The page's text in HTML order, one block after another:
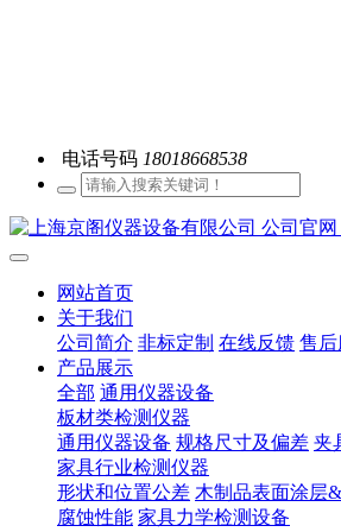
电话号码 18018668538
网站首页
关于我们
公司简介 非标定制 在线反馈 售后
产品展示
全部 通用仪器设备
板材类检测仪器
通用仪器设备 规格尺寸及偏差 夹
家具行业检测仪器
形状和位置公差 木制品表面涂层
腐蚀性能 家具力学检测设备